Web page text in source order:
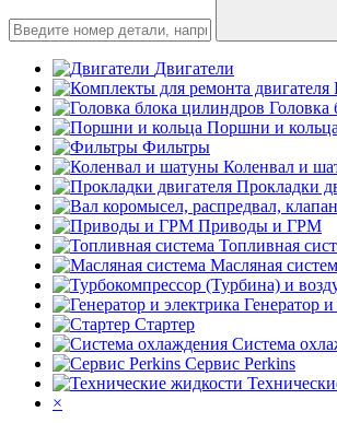
Двигатели
Головка
Поршни и кольца
Фильтры
Коленвал и
Прокладки
Приводы и ГРМ
Топливная
Масляная
Генератор
Стартер
Система
Сервис Perkins
×